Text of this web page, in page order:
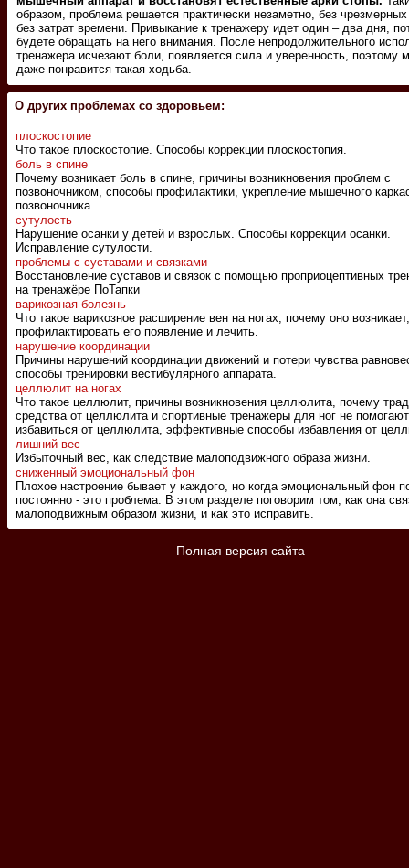
образом, проблема решается практически незаметно, без
без затрат времени. Привыкание к тренажеру идет один – два дня,
будете обращать на него внимания. После непродолжительного
тренажера исчезают боли, появляется сила и уверенность, поэтому
даже понравится такая ходьба.
О других проблемах со здоровьем:
плоскостопие
Что такое плоскостопие. Способы коррекции плоскостопия.
боль в спине
Почему возникает боль в спине, причины возникновения проблем с
позвоночником, способы профилактики, укрепление мышечного
позвоночника.
сутулость
Нарушение осанки у детей и взрослых. Способы коррекции осанки.
Исправление сутулости.
проблемы с суставами и связками
Восстановление суставов и связок с помощью проприоцептивных
на тренажёре ПоТапки
варикозная болезнь
Что такое варикозное расширение вен на ногах, почему оно
профилактировать его появление и лечить.
нарушение координации
Причины нарушений координации движений и потери чувства
способы тренировки вестибулярного аппарата.
целлюлит на ногах
Что такое целлюлит, причины возникновения целлюлита, почему
средства от целлюлита и спортивные тренажеры для ног не помогают
избавиться от целлюлита, эффективные способы избавления от
лишний вес
Избыточный вес, как следствие малоподвижного образа жизни.
сниженный эмоциональный фон
Плохое настроение бывает у каждого, но когда эмоциональный фон
постоянно - это проблема. В этом разделе поговорим том, как она
малоподвижным образом жизни, и как это исправить.
Полная версия сайта